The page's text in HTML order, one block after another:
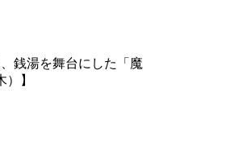
銭湯を舞台にした「魔
】